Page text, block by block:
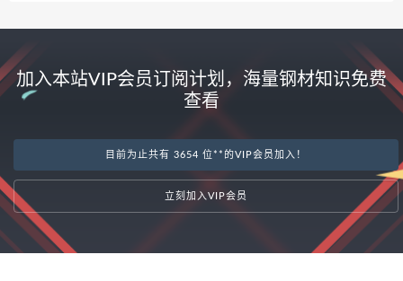
加入本站VIP会员订阅计划，海量钢材知识免费
查看
目前为止共有 3654 位**的VIP会员加入！
立刻加入VIP会员